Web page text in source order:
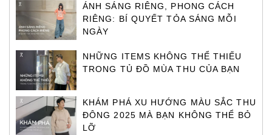
ÁNH SÁNG RIÊNG, PHONG CÁCH
RIÊNG: BÍ QUYẾT TỎA SÁNG MỖI
NGÀY
NHỮNG ITEMS KHÔNG THỂ THIẾU
TRONG TỦ ĐỒ MÙA THU CỦA BẠN
KHÁM PHÁ XU HƯỚNG MÀU SẮC THU
ĐÔNG 2025 MÀ BẠN KHÔNG THỂ BỎ
LỠ